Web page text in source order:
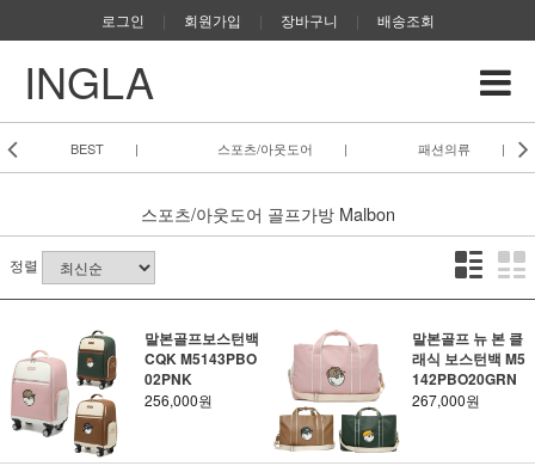
로그인 | 회원가입 | 장바구니 | 배송조회
INGLA
BEST | 스포츠/아웃도어 | 패션의류 |
스포츠/아웃도어 골프가방 Malbon
정렬
말본골프보스턴백
CQK M5143PBO
02PNK
256,000원
말본골프 뉴 본 클
래식 보스턴백 M5
142PBO20GRN
267,000원